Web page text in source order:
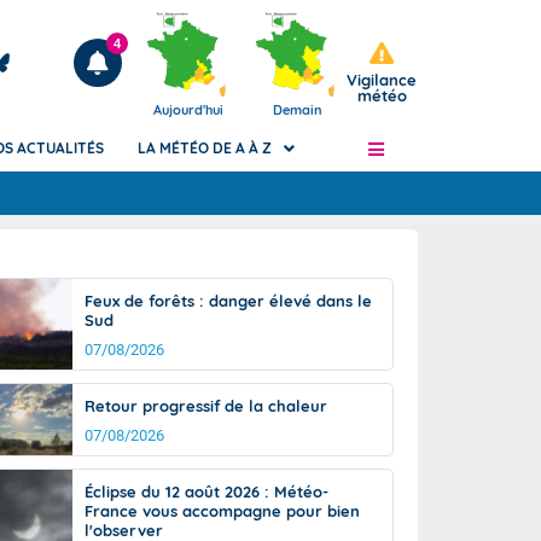
Articles
4
Aujourd'hui Demain
Vigilance
météo
de
Phénomènes dangereux de J+2 à J+7
Avertissement pluies intenses à l'échelle
des communes (Apic)
Bulletins Marine
Bulletins d'estimation du risque
d'avalanche
Météo des forêts
Vigicrues
ACTUALITÉS LA MÉTÉO DE A À Z
Feux de forêts : danger élevé dans le
Sud
07/08/2026
Retour progressif de la chaleur
07/08/2026
Éclipse du 12 août 2026 : Météo-
France vous accompagne pour bien
l'observer